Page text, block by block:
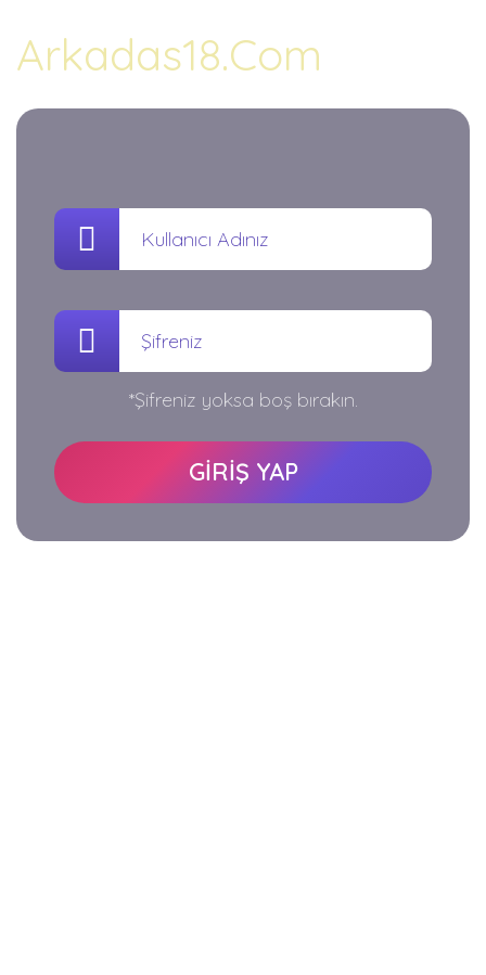
Arkadas18.Com
*Şifreniz yoksa boş bırakın.
GİRİŞ YAP